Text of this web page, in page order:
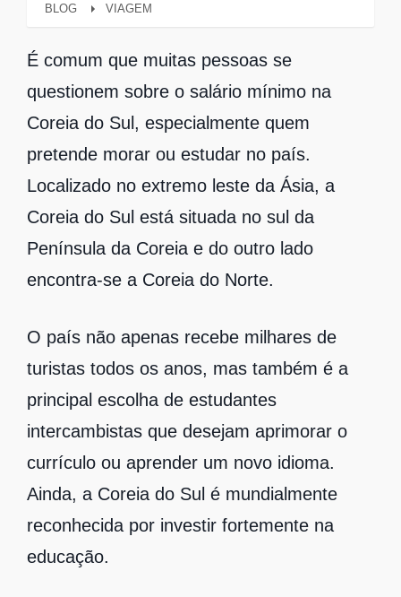
BLOG VIAGEM
É comum que muitas pessoas se
questionem sobre o salário mínimo na
Coreia do Sul, especialmente quem
pretende morar ou estudar no país.
Localizado no extremo leste da Ásia, a
Coreia do Sul está situada no sul da
Península da Coreia e do outro lado
encontra-se a Coreia do Norte.
O país não apenas recebe milhares de
turistas todos os anos, mas também é a
principal escolha de estudantes
intercambistas que desejam aprimorar o
currículo ou aprender um novo idioma.
Ainda, a Coreia do Sul é mundialmente
reconhecida por investir fortemente na
educação.